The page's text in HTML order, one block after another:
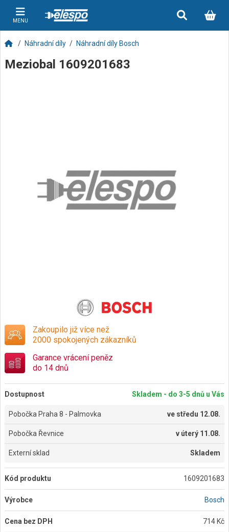
MENU
Náhradní díly Náhradní díly Bosch
Meziobal 1609201683
Zakoupilo již více než
2000 spokojených zákazníků
Garance vrácení peněz
do 14 dnů
Dostupnost Skladem - do 3-5 dnů u Vás
Pobočka Praha 8 - Palmovka ve středu 12.08.
Pobočka Řevnice v úterý 11.08.
Externí sklad Skladem
Kód produktu 1609201683
Výrobce Bosch
Cena bez DPH 714 Kč